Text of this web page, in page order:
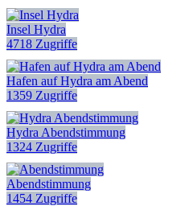
Insel Hydra
4718 Zugriffe
Hafen auf Hydra am Abend
1359 Zugriffe
Hydra Abendstimmung
1324 Zugriffe
Abendstimmung
1454 Zugriffe